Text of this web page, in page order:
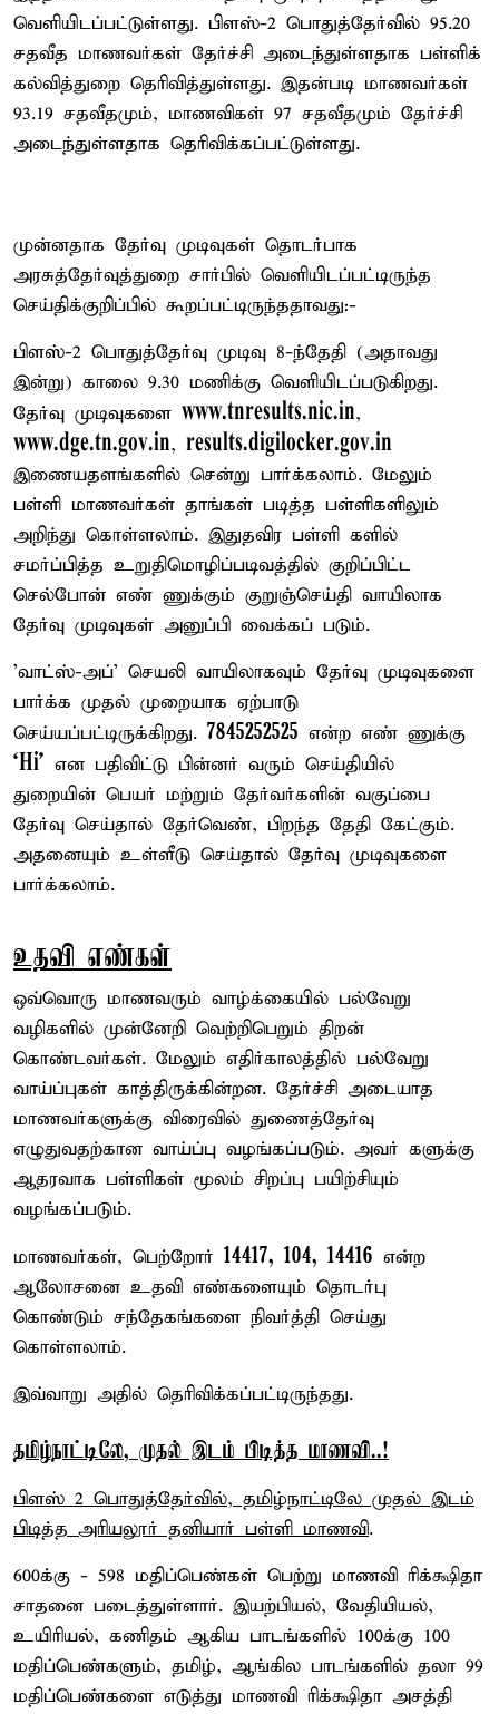
வெளியிடப்பட்டுள்ளது. பிளஸ்-2 பொதுத்தேர்வில் 95.20
சதவீத மாணவர்கள் தேர்ச்சி அடைந்துள்ளதாக பள்ளிக்
கல்வித்துறை தெரிவித்துள்ளது. இதன்படி மாணவர்கள்
93.19 சதவீதமும், மாணவிகள் 97 சதவீதமும் தேர்ச்சி
அடைந்துள்ளதாக தெரிவிக்கப்பட்டுள்ளது.
முன்னதாக தேர்வு முடிவுகள் தொடர்பாக
அரசுத்தேர்வுத்துறை சார்பில் வெளியிடப்பட்டிருந்த
செய்திக்குறிப்பில் கூறப்பட்டிருந்ததாவது:-
பிளஸ்-2 பொதுத்தேர்வு முடிவு 8-ந்தேதி (அதாவது
இன்று) காலை 9.30 மணிக்கு வெளியிடப்படுகிறது.
தேர்வு முடிவுகளை www.tnresults.nic.in,
www.dge.tn.gov.in, results.digilocker.gov.in
இணையதளங்களில் சென்று பார்க்கலாம். மேலும்
பள்ளி மாணவர்கள் தாங்கள் படித்த பள்ளிகளிலும்
அறிந்து கொள்ளலாம். இதுதவிர பள்ளி களில்
சமர்ப்பித்த உறுதிமொழிப்படிவத்தில் குறிப்பிட்ட
செல்போன் எண் ணுக்கும் குறுஞ்செய்தி வாயிலாக
தேர்வு முடிவுகள் அனுப்பி வைக்கப் படும்.
'வாட்ஸ்-அப்' செயலி வாயிலாகவும் தேர்வு முடிவுகளை
பார்க்க முதல் முறையாக ஏற்பாடு
செய்யப்பட்டிருக்கிறது. 7845252525 என்ற எண் ணுக்கு
‘Hi' என பதிவிட்டு பின்னர் வரும் செய்தியில்
துறையின் பெயர் மற்றும் தேர்வர்களின் வகுப்பை
தேர்வு செய்தால் தேர்வெண், பிறந்த தேதி கேட்கும்.
அதனையும் உள்ளீடு செய்தால் தேர்வு முடிவுகளை
பார்க்கலாம்.
உதவி எண்கள்
ஒவ்வொரு மாணவரும் வாழ்க்கையில் பல்வேறு
வழிகளில் முன்னேறி வெற்றிபெறும் திறன்
கொண்டவர்கள். மேலும் எதிர்காலத்தில் பல்வேறு
வாய்ப்புகள் காத்திருக்கின்றன. தேர்ச்சி அடையாத
மாணவர்களுக்கு விரைவில் துணைத்தேர்வு
எழுதுவதற்கான வாய்ப்பு வழங்கப்படும். அவர் களுக்கு
ஆதரவாக பள்ளிகள் மூலம் சிறப்பு பயிற்சியும்
வழங்கப்படும்.
மாணவர்கள், பெற்றோர் 14417, 104, 14416 என்ற
ஆலோசனை உதவி எண்களையும் தொடர்பு
கொண்டும் சந்தேகங்களை நிவர்த்தி செய்து
கொள்ளலாம்.
இவ்வாறு அதில் தெரிவிக்கப்பட்டிருந்தது.
தமிழ்நாட்டிலே, முதல் இடம் பிடித்த மாணவி..!
பிளஸ் 2 பொதுத்தேர்வில், தமிழ்நாட்டிலே முதல் இடம்
பிடித்த அரியலூர் தனியார் பள்ளி மாணவி.
600க்கு - 598 மதிப்பெண்கள் பெற்று மாணவி ரிக்க்ஷிதா
சாதனை படைத்துள்ளார். இயற்பியல், வேதியியல்,
உயிரியல், கணிதம் ஆகிய பாடங்களில் 100க்கு 100
மதிப்பெண்களும், தமிழ், ஆங்கில பாடங்களில் தலா 99
மதிப்பெண்களை எடுத்து மாணவி ரிக்க்ஷிதா அசத்தி